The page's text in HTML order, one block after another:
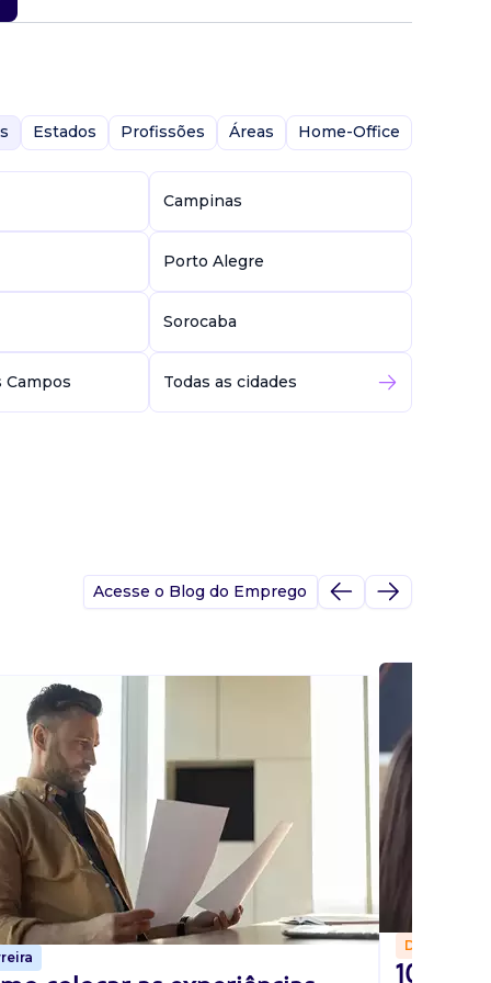
Estados Profissões Áreas Home-Office
Campinas
Porto Alegre
Sorocaba
Campos Todas as cidades
Acesse o Blog do Emprego
Dicas
10